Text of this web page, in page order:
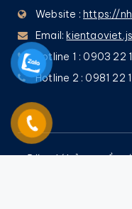
Website : https://
Email:
Hotline 1 : 0903 22
Hotline 2 : 0981 22
Đăng kí bản quyền